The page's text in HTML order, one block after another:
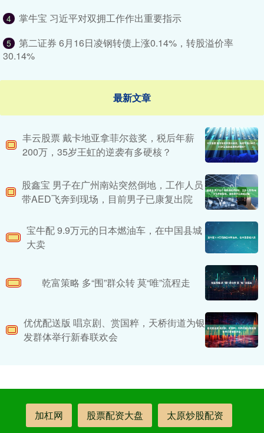
4 掌牛宝 习近平对双拥工作作出重要指示
5
第二证券 6月16日凌钢转债上涨0.14%，转股溢价率
30.14%
最新文章
丰云股票 戴卡地亚拿菲尔兹奖，税后年薪
200万，35岁王虹的逆袭有多硬核？
股鑫宝 男子在广州南站突然倒地，工作人员
带AED飞奔到现场，目前男子已康复出院
宝牛配 9.9万元的日本燃油车，在中国县城
大卖
乾富策略 多“围”群众转 莫“唯”流程走
优优配送版 唱京剧、赏国粹，天桥街道为银
发群体举行新春联欢会
加杠网 股票配资大盘 太原炒股配资